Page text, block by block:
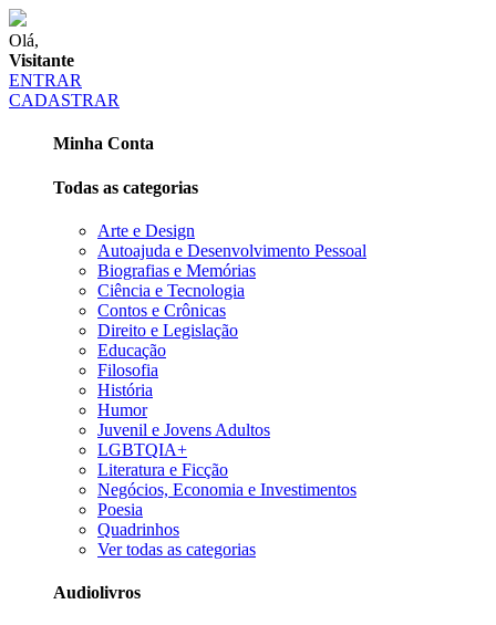
Olá,
Visitante
ENTRAR
CADASTRAR
Minha Conta
Todas as categorias
Arte e Design
Autoajuda e Desenvolvimento Pessoal
Biografias e Memórias
Ciência e Tecnologia
Contos e Crônicas
Direito e Legislação
Educação
Filosofia
História
Humor
Juvenil e Jovens Adultos
LGBTQIA+
Literatura e Ficção
Negócios, Economia e Investimentos
Poesia
Quadrinhos
Ver todas as categorias
Audiolivros